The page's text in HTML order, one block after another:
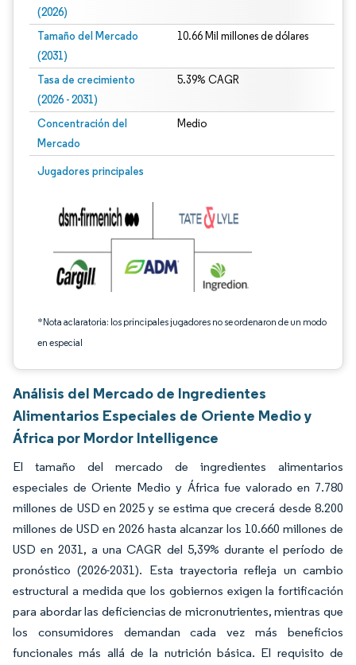
(2026)
Tamaño del Mercado
(2031)
10.66 Mil millones de dólares
Tasa de crecimiento
(2026 - 2031)
5.39% CAGR
Concentración del
Mercado
Medio
Jugadores principales
*Nota aclaratoria: los principales jugadores no se ordenaron de un modo
en especial
Imagen © Mordor Intelligence. El uso requiere atribución según CC BY 4.0.
Análisis del Mercado de Ingredientes
Alimentarios Especiales de Oriente Medio y
África por Mordor Intelligence
El tamaño del mercado de ingredientes alimentarios
especiales de Oriente Medio y África fue valorado en 7.780
millones de USD en 2025 y se estima que crecerá desde 8.200
millones de USD en 2026 hasta alcanzar los 10.660 millones de
USD en 2031, a una CAGR del 5,39% durante el período de
pronóstico (2026-2031). Esta trayectoria refleja un cambio
estructural a medida que los gobiernos exigen la fortificación
para abordar las deficiencias de micronutrientes, mientras que
los consumidores demandan cada vez más beneficios
funcionales más allá de la nutrición básica. El requisito de